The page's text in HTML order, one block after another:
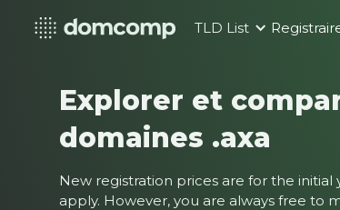
TLD List
Explorer et
domaines .axa
New registration prices are for the
apply. However, you are always free to